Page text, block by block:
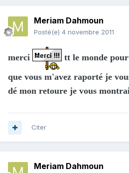
Meriam Dahmoun
Posté(e) 4 novembre 2011
merci
tt le monde
que vous m'avez raporté je
dé mon retoure je vous
Citer
Meriam Dahmoun